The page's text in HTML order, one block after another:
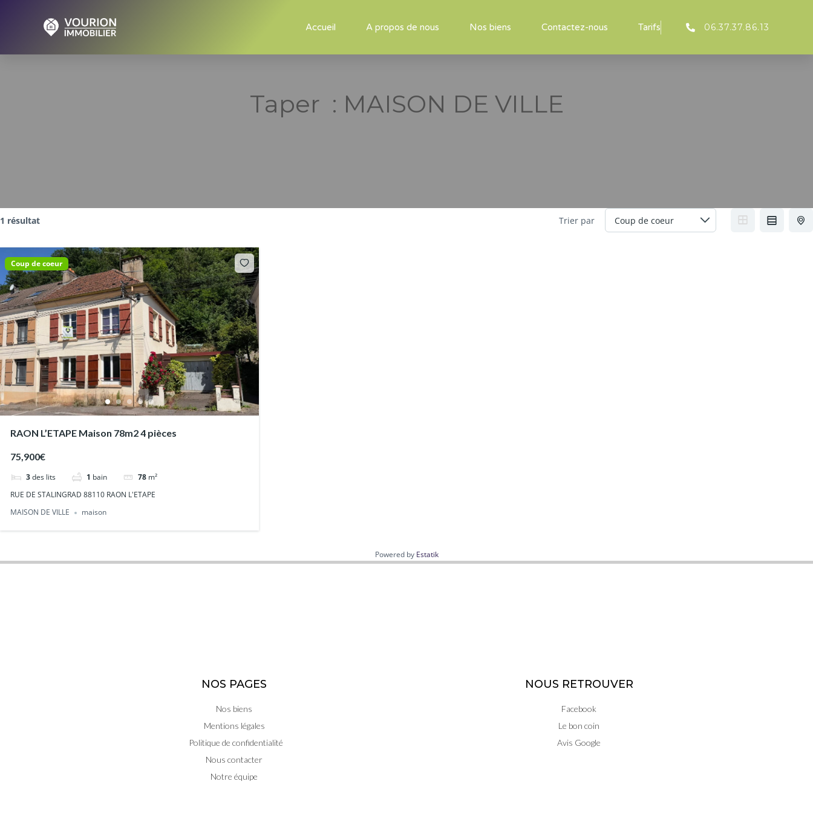
Accueil A propos de nous Nos biens Contactez-nous Tarifs 06.37.37.86.13
Taper : MAISON DE VILLE
1 résultat Trier par
Coup de coeur
RAON L’ETAPE Maison 78m2 4 pièces
75,900€
3des lits 1 bain 78 m²
RUE DE STALINGRAD 88110 RAON L'ETAPE
MAISON DE VILLE
maison
Powered by Estatik
NOS PAGES
Nos biens
Mentions légales
Politique de confidentialité
Nous contacter
Notre équipe
NOUS RETROUVER
Facebook
Le bon coin
Avis Google